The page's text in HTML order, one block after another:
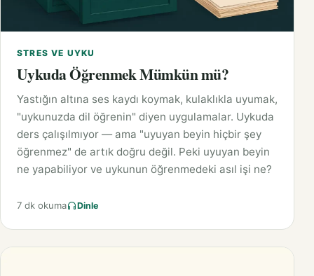
STRES VE UYKU
Uykuda Öğrenmek Mümkün mü?
Yastığın altına ses kaydı koymak, kulaklıkla uyumak,
"uykunuzda dil öğrenin" diyen uygulamalar. Uykuda
ders çalışılmıyor — ama "uyuyan beyin hiçbir şey
öğrenmez" de artık doğru değil. Peki uyuyan beyin
ne yapabiliyor ve uykunun öğrenmedeki asıl işi ne?
7 dk okuma Dinle